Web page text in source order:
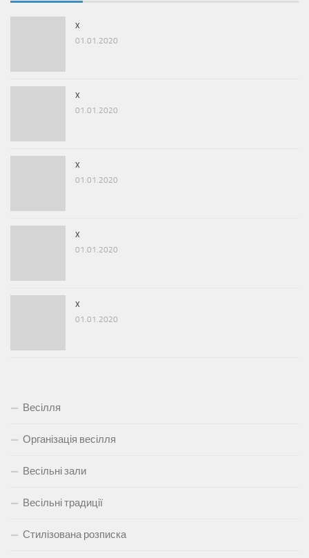
x
01.01.2020
x
01.01.2020
x
01.01.2020
x
01.01.2020
x
01.01.2020
Весілля
Організація весілля
Весільні зали
Весільні традиції
Стилізована розписка